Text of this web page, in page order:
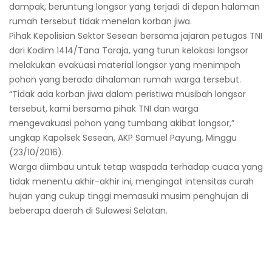
dampak, beruntung longsor yang terjadi di depan halaman
rumah tersebut tidak menelan korban jiwa.
Pihak Kepolisian Sektor Sesean bersama jajaran petugas TNI
dari Kodim 1414/Tana Toraja, yang turun kelokasi longsor
melakukan evakuasi material longsor yang menimpah
pohon yang berada dihalaman rumah warga tersebut.
“Tidak ada korban jiwa dalam peristiwa musibah longsor
tersebut, kami bersama pihak TNI dan warga
mengevakuasi pohon yang tumbang akibat longsor,”
ungkap Kapolsek Sesean, AKP Samuel Payung, Minggu
(23/10/2016).
Warga diimbau untuk tetap waspada terhadap cuaca yang
tidak menentu akhir-akhir ini, mengingat intensitas curah
hujan yang cukup tinggi memasuki musim penghujan di
beberapa daerah di Sulawesi Selatan.